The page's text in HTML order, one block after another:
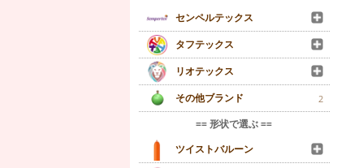
センペルテックス
タフテックス
リオテックス
その他ブランド
2
== 形状で選ぶ ==
ツイストバルーン